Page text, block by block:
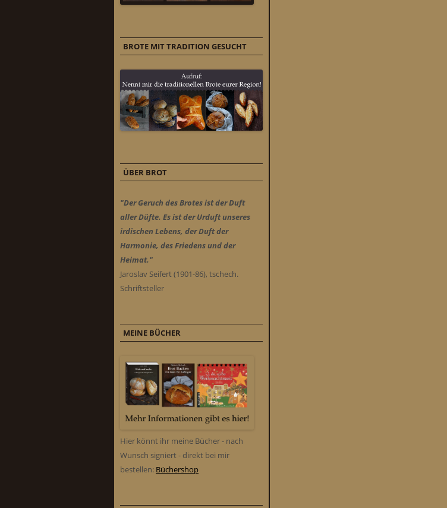
BROTE MIT TRADITION GESUCHT
ÜBER BROT
"Der Geruch des Brotes ist der Duft
aller Düfte. Es ist der Urduft unseres
irdischen Lebens, der Duft der
Harmonie, des Friedens und der
Heimat."
Jaroslav Seifert (1901-86), tschech.
Schriftsteller
MEINE BÜCHER
Hier könnt ihr meine Bücher - nach
Wunsch signiert - direkt bei mir
bestellen: Büchershop